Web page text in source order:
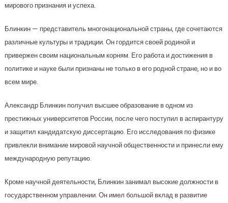
мирового признания и успеха.
Блинкин — представитель многонациональной страны, где сочетаются
различные культуры и традиции. Он гордится своей родиной и
привержен своим национальным корням. Его работа и достижения в
политике и науке были признаны не только в его родной стране, но и во
всем мире.
Александр Блинкин получил высшее образование в одном из
престижных университетов России, после чего поступил в аспирантуру
и защитил кандидатскую диссертацию. Его исследования по физике
привлекли внимание мировой научной общественности и принесли ему
международную репутацию.
Кроме научной деятельности, Блинкин занимал высокие должности в
государственном управлении. Он имел большой вклад в развитие